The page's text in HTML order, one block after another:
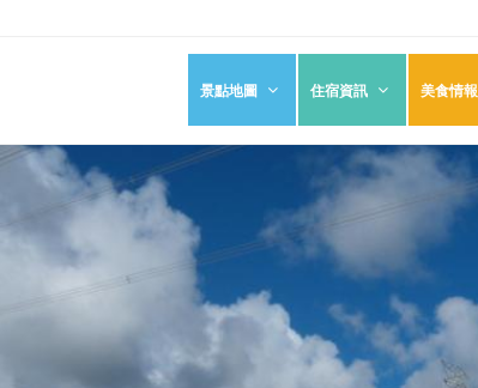
景點地圖 住宿資訊 美食情報